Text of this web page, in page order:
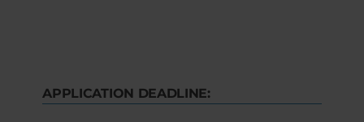
APPLICATION DEADLINE: